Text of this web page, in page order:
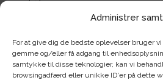
Administrer
For at give dig de bedste oplevelser bruger
gemme og/eller få adgang til
samtykke til disse teknologier, kan vi
browsingadfærd eller unikke ID'er på dette
du træder ind i lejlighedens store
adgang til badeværelse med
håndklædetørrer samt udgang til
mens der fra køkkenet er